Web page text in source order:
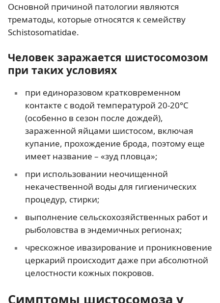
Основной причиной патологии являются
трематоды, которые относятся к семейству
Schistosomatidae.
Человек заражается шистосомозом
при таких условиях
при единоразовом кратковременном
контакте с водой температурой 20-20°С
(особенно в сезон после дождей),
зараженной яйцами шистосом, включая
купание, прохождение брода, поэтому еще
имеет название – «зуд пловца»;
при использовании неочищенной
некачественной воды для гигиенических
процедур, стирки;
выполнение сельскохозяйственных работ и
рыболовства в эндемичных регионах;
чрескожное ивазирование и проникновение
церкарий происходит даже при абсолютной
целостности кожных покровов.
Симптомы шистосомоза у